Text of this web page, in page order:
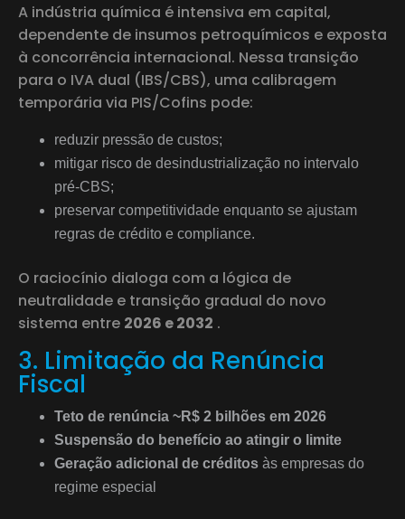
A indústria química é intensiva em capital,
dependente de insumos petroquímicos e exposta
à concorrência internacional. Nessa transição
para o IVA dual (IBS/CBS), uma calibragem
temporária via PIS/Cofins pode:
reduzir pressão de custos;
mitigar risco de desindustrialização no intervalo
pré-CBS;
preservar competitividade enquanto se ajustam
regras de crédito e compliance.
O raciocínio dialoga com a lógica de
neutralidade e transição gradual do novo
sistema entre 2026 e 2032 .
3. Limitação da Renúncia
Fiscal
Teto de renúncia ~R$ 2 bilhões em 2026
Suspensão do benefício ao atingir o limite
Geração adicional de créditos às empresas do
regime especial